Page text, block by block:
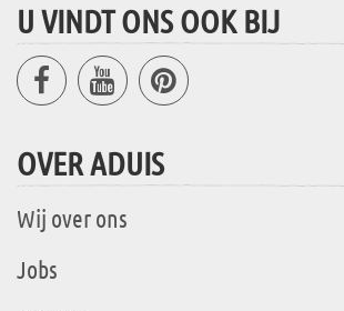
U VINDT ONS OOK BIJ
OVER ADUIS
Wij over ons
Jobs